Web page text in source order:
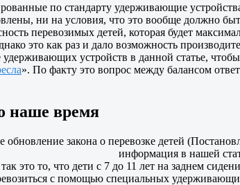
по стандарту удерживающие
ни на условия, что это вообще должно
перевозимых детей, которая будет
это как раз и дало возможность
устройств в данной статье,
». По факту это вопрос между балансом
наше время
закона о перевозке детей
информация в нашей
это то, что дети с 7 до 11 лет на заднем
с помощью специальных